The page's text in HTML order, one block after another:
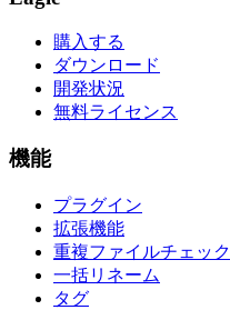
購入する
ダウンロード
開発状況
無料ライセンス
機能
プラグイン
拡張機能
重複ファイルチェック
一括リネーム
タグ